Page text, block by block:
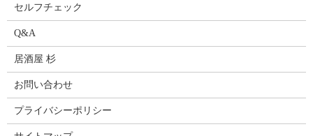
セルフチェック
Q&A
居酒屋 杉
お問い合わせ
プライバシーポリシー